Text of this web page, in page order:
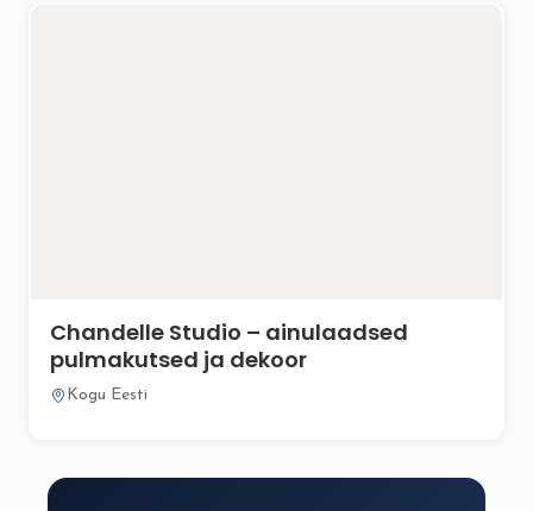
Chandelle Studio – ainulaadsed
pulmakutsed ja dekoor
Kogu Eesti